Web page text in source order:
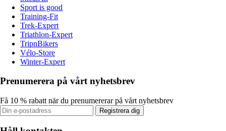
Sport is good
Training-Fit
Trek-Expert
Triathlon-Expert
TripnBikers
Vélo-Store
Winter-Expert
Prenumerera på vårt nyhetsbrev
Få 10 % rabatt när du prenumererar på vårt nyhetsbrev
Registrera dig